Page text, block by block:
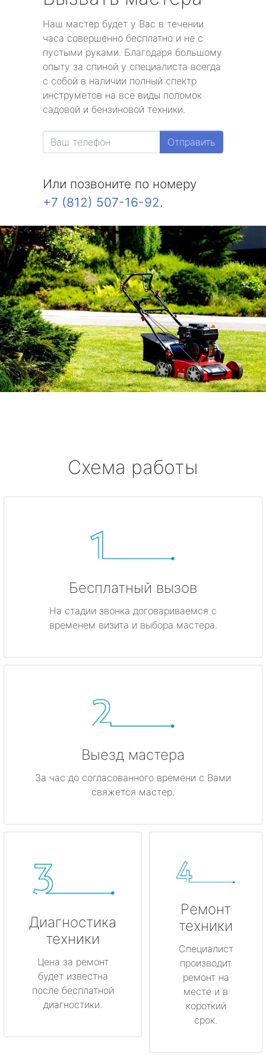
Наш мастер будет у Вас в течении
часа совершенно бесплатно и не с
пустыми руками. Благодаря большому
опыту за спиной у специалиста всегда
с собой в наличии полный спектр
инструметов на все виды поломок
садовой и бензиновой техники.
Отправить
Или позвоните по номеру
+7 (812) 507-16-92.
Схема работы
Бесплатный вызов
На стадии звонка договариваемся с
временем визита и выбора мастера.
Выезд мастера
За час до согласованного времени с Вами
свяжется мастер.
Диагностика
техники
Цена за ремонт
будет известна
после бесплатной
диагностики.
Ремонт
техники
Специалист
производит
ремонт на
месте и в
короткий
срок.